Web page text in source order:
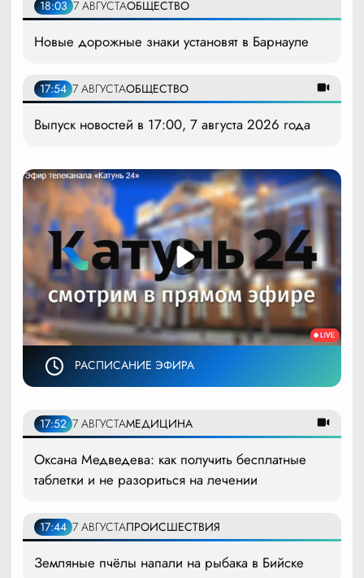
18:03 7 АВГУСТАОБЩЕСТВО
Новые дорожные знаки установят в Барнауле
17:54 7 АВГУСТАОБЩЕСТВО
Выпуск новостей в 17:00, 7 августа 2026 года
РАСПИСАНИЕ ЭФИРА
17:52 7 АВГУСТАМЕДИЦИНА
Оксана Медведева: как получить бесплатные
таблетки и не разориться на лечении
17:44 7 АВГУСТАПРОИСШЕСТВИЯ
Земляные пчёлы напали на рыбака в Бийске